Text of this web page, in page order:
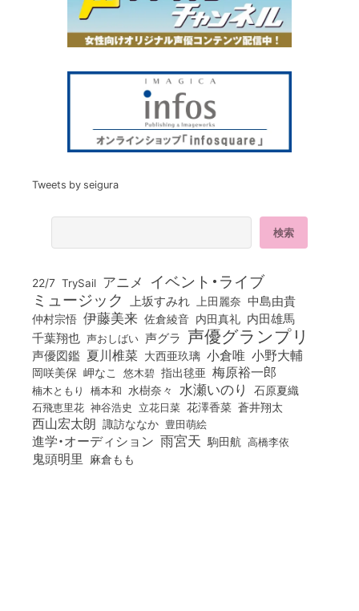
Tweets by seigura
22/7 TrySail アニメ イベント・ライブ
ミュージック 上坂すみれ 上田麗奈 中島由貴
仲村宗悟 伊藤美来 佐倉綾音 内田真礼 内田雄馬
千葉翔也 声おしばい 声グラ 声優グランプリ
声優図鑑 夏川椎菜 大西亜玖璃 小倉唯 小野大輔
岡咲美保 岬なこ 悠木碧 指出毬亜 梅原裕一郎
楠木ともり 橋本和 水樹奈々 水瀬いのり 石原夏織
石飛恵里花 神谷浩史 立花日菜 花澤香菜 蒼井翔太
西山宏太朗 諏訪ななか 豊田萌絵
進学・オーディション 雨宮天 駒田航 高橋李依
鬼頭明里 麻倉もも